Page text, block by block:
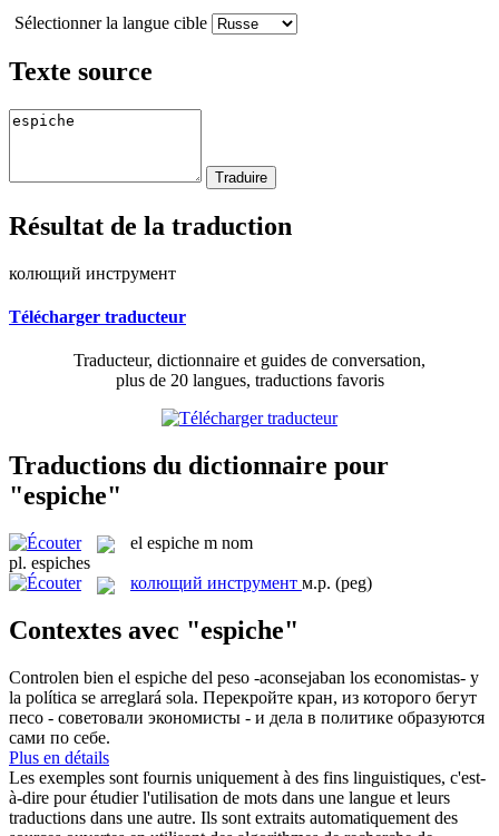
Sélectionner la langue cible
Texte source
Résultat de la traduction
колющий инструмент
Télécharger traducteur
Traducteur, dictionnaire et guides de conversation,
plus de 20 langues, traductions favoris
Traductions du dictionnaire pour
"espiche"
el espiche m nom
pl. espiches
колющий инструмент м.р. (peg)
Contextes avec "espiche"
Controlen bien el espiche del peso -aconsejaban los economistas- y
la política se arreglará sola. Перекройте кран, из которого бегут
песо - советовали экономисты - и дела в политике образуются
сами по себе.
Plus en détails
Les exemples sont fournis uniquement à des fins linguistiques, c'est-
à-dire pour étudier l'utilisation de mots dans une langue et leurs
traductions dans une autre. Ils sont extraits automatiquement des